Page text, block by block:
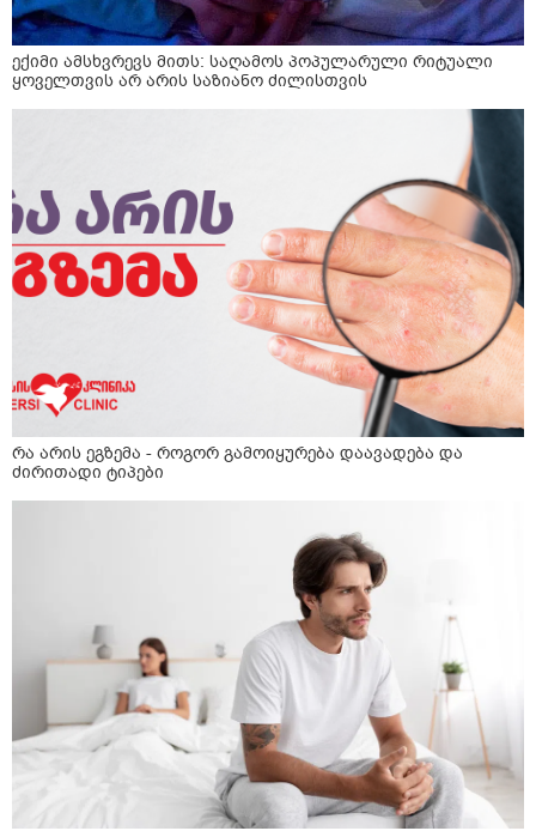
ექიმი ამსხვრევს მითს: საღამოს პოპულარული რიტუალი
ყოველთვის არ არის საზიანო ძილისთვის
რა არის ეგზემა - როგორ გამოიყურება დაავადება და
ძირითადი ტიპები